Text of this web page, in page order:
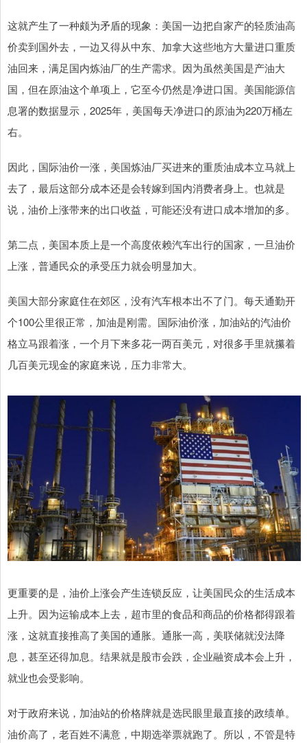
这就产生了一种颇为矛盾的现象：美国一边把自家产的轻质油高
价卖到国外去，一边又得从中东、加拿大这些地方大量进口重质
油回来，满足国内炼油厂的生产需求。因为虽然美国是产油大
国，但在原油这个单项上，它至今仍然是净进口国。美国能源信
息署的数据显示，2025年，美国每天净进口的原油为220万桶左
右。
因此，国际油价一涨，美国炼油厂买进来的重质油成本立马就上
去了，最后这部分成本还是会转嫁到国内消费者身上。也就是
说，油价上涨带来的出口收益，可能还没有进口成本增加的多。
第二点，美国本质上是一个高度依赖汽车出行的国家，一旦油价
上涨，普通民众的承受压力就会明显加大。
美国大部分家庭住在郊区，没有汽车根本出不了门。每天通勤开
个100公里很正常，加油是刚需。国际油价涨，加油站的汽油价
格立马跟着涨，一个月下来多花一两百美元，对很多手里就攥着
几百美元现金的家庭来说，压力非常大。
更重要的是，油价上涨会产生连锁反应，让美国民众的生活成本
上升。因为运输成本上去，超市里的食品和商品的价格都得跟着
涨，这就直接推高了美国的通胀。通胀一高，美联储就没法降
息，甚至还得加息。结果就是股市会跌，企业融资成本会上升，
就业也会受影响。
对于政府来说，加油站的价格牌就是选民眼里最直接的政绩单。
油价高了，老百姓不满意，中期选举票就跑了。所以，不管是特